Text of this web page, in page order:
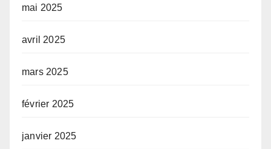
mai 2025
avril 2025
mars 2025
février 2025
janvier 2025